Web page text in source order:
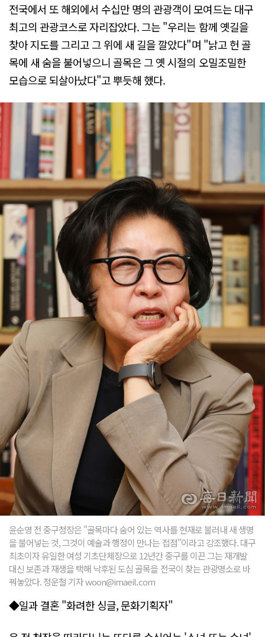
전국에서 또 해외에서 수십만 명의 관광객이 모여드는 대구
최고의 관광코스로 자리잡았다. 그는 "우리는 함께 옛길을
찾아 지도를 그리고 그 위에 새 길을 깔았다"며 "낡고 헌 골
목에 새 숨을 불어넣으니 골목은 그 옛 시절의 오밀조밀한
모습으로 되살아났다"고 뿌듯해 했다.
윤순영 전 중구청장은 "골목마다 숨어 있는 역사를 현재로 불러내 새 생명
을 불어넣는 것, 그것이 예술과 행정이 만나는 접점"이라고 강조했다. 대구
최초이자 유일한 여성 기초단체장으로 12년간 중구를 이끈 그는 재개발
대신 보존과 재생을 택해 낙후된 도심 골목을 전국이 찾는 관광명소로 바
꿔놓았다. 정운철 기자 woon@imaeil.com
◆일과 결혼 "화려한 싱글, 문화기획자"